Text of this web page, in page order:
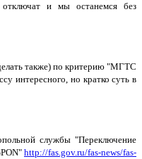
и мы останемся без
также) по критерию "МГТС
интересного, но кратко суть в
службы "Переключение
http://fas.gov.ru/fas-news/fas-